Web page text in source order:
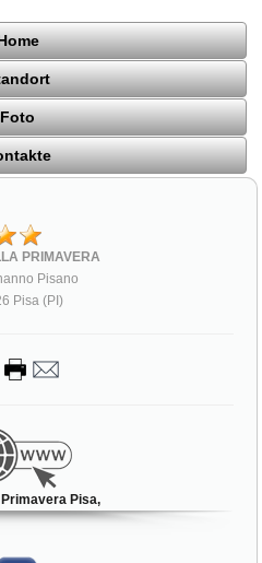
Foto
PRIMAVERA
Pisano
Pisa (PI)
Pisa,